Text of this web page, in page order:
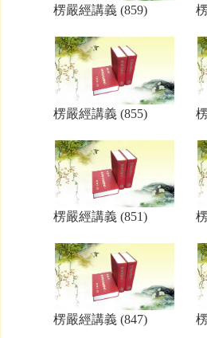
楞嚴經講義 (859)
楞嚴經講義 (855)
楞嚴經講義 (851)
楞嚴經講義 (847)